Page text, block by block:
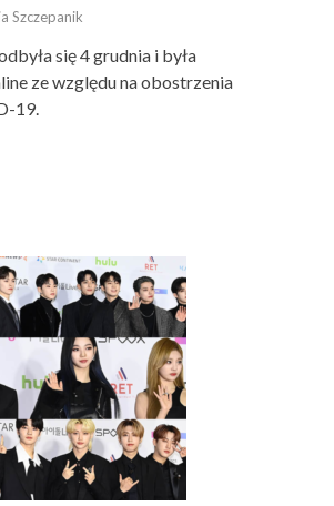
Szczepanik
się 4 grudnia i była
ze względu na obostrzenia
19.